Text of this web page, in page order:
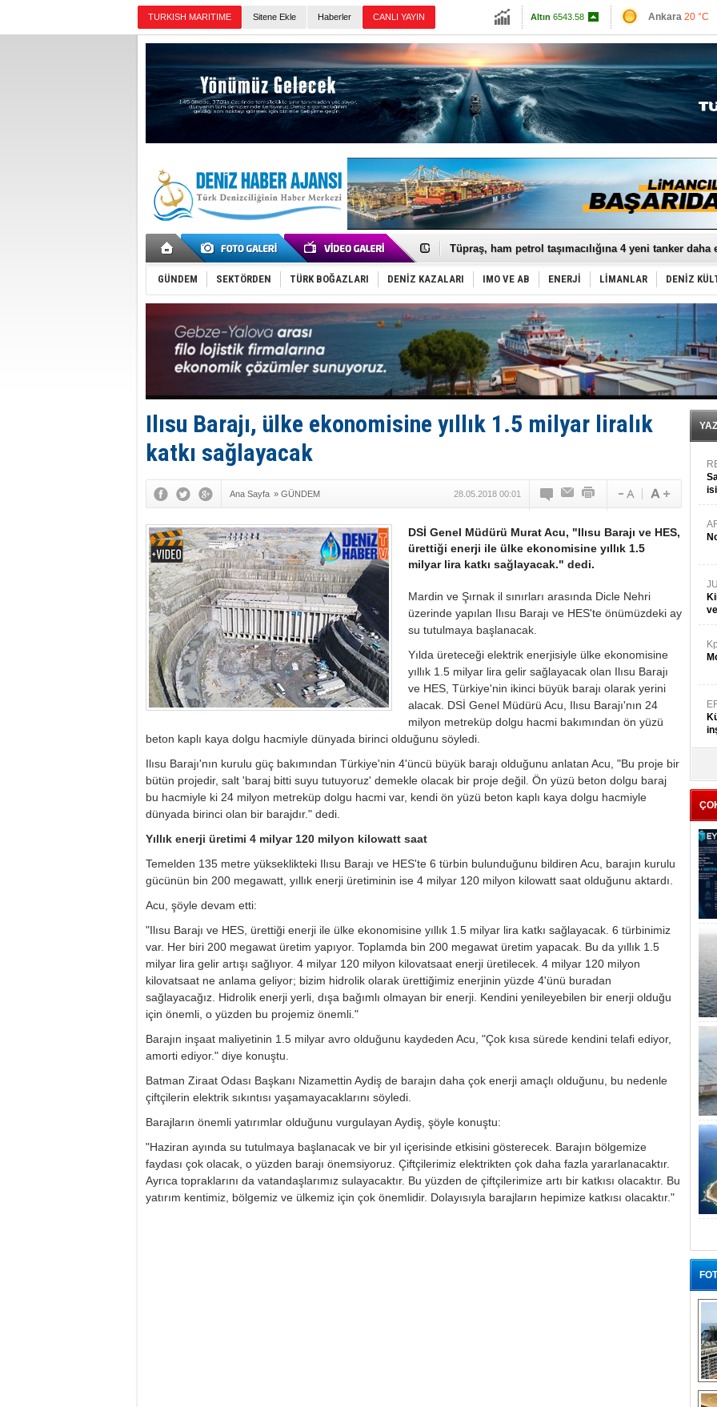
TURKISH MARITIME Sitene Ekle Haberler CANLI YAYIN
Altın 6543.58
Euro54.9691
Ankara 20 °C
Antalya24 °C
Muğla 23 °C
Çanakkale 23
Yüzyıl sonra ilk kez dünyaya açılan gizemli ada!
Anadolu Tersanesi EYDEP’te A sertifikası alan ilk
Tüpraş, ham petrol taşımacılığına 4 yeni tanker daha
İTU AUV, Dünya’da 2. oldu!
LNG taşımacılığında maliyetler katlandı
PROYAD, yat mürettebatı için yurt dışı harcı için
Türkiye-Irak enerji hattında yeni dönem başlıyor
Türk Armatöre 'Uyuşturucu' tutuklaması!
Deniz turizminde yeni ‘Ceza Rejimi’!
DÖDER, 28. Dönem Yönetim Kurulu Başkanını seçti!
Fairline, Türkiye’de ‘SoleMarin’i seçti
Baltık Denizi'nde tarih yazıldı!
Runit kubbesi okyanusun derinliklerinde halkı tehdit
GÜNDEM SEKTÖRDEN TÜRK BOĞAZLARI DENİZ KAZALARI IMO VE AB ENERJİ LİMANLAR DENİZ
Ilısu Barajı, ülke ekonomisine yıllık 1.5 milyar liralık
katkı sağlayacak
Ana Sayfa » GÜNDEM 28.05.2018 00:01
DSİ Genel Müdürü Murat Acu, "Ilısu Barajı ve HES,
ürettiği enerji ile ülke ekonomisine yıllık 1.5
milyar lira katkı sağlayacak." dedi.
Mardin ve Şırnak il sınırları arasında Dicle Nehri
üzerinde yapılan Ilısu Barajı ve HES'te önümüzdeki ay
su tutulmaya başlanacak.
Yılda üreteceği elektrik enerjisiyle ülke ekonomisine
yıllık 1.5 milyar lira gelir sağlayacak olan Ilısu Barajı
ve HES, Türkiye'nin ikinci büyük barajı olarak yerini
alacak. DSİ Genel Müdürü Acu, Ilısu Barajı'nın 24
milyon metreküp dolgu hacmi bakımından ön yüzü
beton kaplı kaya dolgu hacmiyle dünyada birinci olduğunu söyledi.
Ilısu Barajı'nın kurulu güç bakımından Türkiye'nin 4'üncü büyük barajı olduğunu anlatan Acu, "Bu proje bir
bütün projedir, salt 'baraj bitti suyu tutuyoruz' demekle olacak bir proje değil. Ön yüzü beton dolgu baraj
bu hacmiyle ki 24 milyon metreküp dolgu hacmi var, kendi ön yüzü beton kaplı kaya dolgu hacmiyle
dünyada birinci olan bir barajdır." dedi.
Yıllık enerji üretimi 4 milyar 120 milyon kilowatt saat
Temelden 135 metre yükseklikteki Ilısu Barajı ve HES'te 6 türbin bulunduğunu bildiren Acu, barajın kurulu
gücünün bin 200 megawatt, yıllık enerji üretiminin ise 4 milyar 120 milyon kilowatt saat olduğunu aktardı.
Acu, şöyle devam etti:
"Ilısu Barajı ve HES, ürettiği enerji ile ülke ekonomisine yıllık 1.5 milyar lira katkı sağlayacak. 6 türbinimiz
var. Her biri 200 megawat üretim yapıyor. Toplamda bin 200 megawat üretim yapacak. Bu da yıllık 1.5
milyar lira gelir artışı sağlıyor. 4 milyar 120 milyon kilovatsaat enerji üretilecek. 4 milyar 120 milyon
kilovatsaat ne anlama geliyor; bizim hidrolik olarak ürettiğimiz enerjinin yüzde 4'ünü buradan
sağlayacağız. Hidrolik enerji yerli, dışa bağımlı olmayan bir enerji. Kendini yenileyebilen bir enerji olduğu
için önemli, o yüzden bu projemiz önemli."
Barajın inşaat maliyetinin 1.5 milyar avro olduğunu kaydeden Acu, "Çok kısa sürede kendini telafi ediyor,
amorti ediyor." diye konuştu.
Batman Ziraat Odası Başkanı Nizamettin Aydiş de barajın daha çok enerji amaçlı olduğunu, bu nedenle
çiftçilerin elektrik sıkıntısı yaşamayacaklarını söyledi.
Barajların önemli yatırımlar olduğunu vurgulayan Aydiş, şöyle konuştu:
"Haziran ayında su tutulmaya başlanacak ve bir yıl içerisinde etkisini gösterecek. Barajın bölgemize
faydası çok olacak, o yüzden barajı önemsiyoruz. Çiftçilerimiz elektrikten çok daha fazla yararlanacaktır.
Ayrıca topraklarını da vatandaşlarımız sulayacaktır. Bu yüzden de çiftçilerimize artı bir katkısı olacaktır. Bu
yatırım kentimiz, bölgemiz ve ülkemiz için çok önemlidir. Dolayısıyla barajların hepimize katkısı olacaktır."